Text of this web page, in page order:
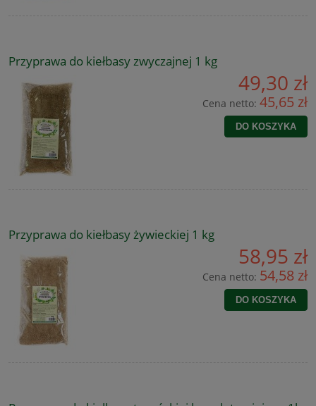
Przyprawa do kiełbasy zwyczajnej 1 kg
49,30 zł
Cena netto: 45,65 zł
DO KOSZYKA
Przyprawa do kiełbasy żywieckiej 1 kg
58,95 zł
Cena netto: 54,58 zł
DO KOSZYKA